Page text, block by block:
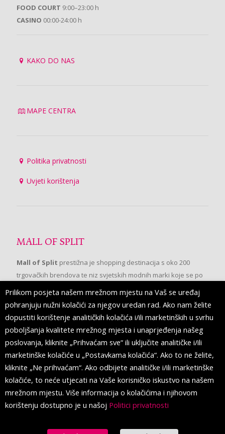
FOOD COURT 9:00–23:00 h
CASINO 00:00-24:00 h
KAKO DO NAS
MAPE CENTRA
Politika privatnosti
Uvjeti korištenja
MALL OF SPLIT
Mall of Split prestižna je shopping destinacija s oko 200
trgovačkih brendova te niz svjetskih modnih marki koje se po
prvi put pojavljuju u Splitu.
PRATITE NAS
Prilikom posjeta našem mrežnom mjestu na Vaš se uređaj
pohranjuju nužni kolačići za njegov uredan rad. Ako nam želite
dopustiti korištenje analitičkih kolačića i/ili marketinških u svrhu
poboljšanja kvalitete mrežnog mjesta i unaprjeđenja našeg
poslovanja, kliknite „Prihvaćam sve“ ili uključite analitičke i/ili
marketinške kolačiće u „Postavkama kolačića“. Ako to ne želite,
kliknite „Ne prihvaćam“. Ako odbijete analitičke i/ili marketinške
kolačiće, to neće utjecati na Vaše korisničko iskustvo na našem
mrežnom mjestu. Više informacija o kolačićima i njihovom
korištenju dostupno je u našoj Politici privatnosti